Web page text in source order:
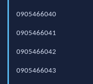
0905466040
0905466041
0905466042
0905466043